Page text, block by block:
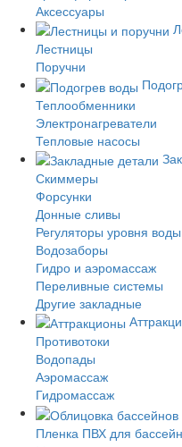
Аксессуары
Лестницы
Поручни
Теплообменники
Электронагреватели
Тепловые насосы
Скиммеры
Форсунки
Донные сливы
Регуляторы уровня воды
Водозаборы
Гидро и аэромассаж
Переливные системы
Другие закладные
Противотоки
Водопады
Аэромассаж
Гидромассаж
Пленка ПВХ для